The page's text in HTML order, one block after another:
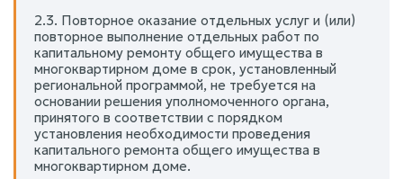
2.3. Повторное оказание отдельных услуг и (или)
повторное выполнение отдельных работ по
капитальному ремонту общего имущества в
многоквартирном доме в срок, установленный
региональной программой, не требуется на
основании решения уполномоченного органа,
принятого в соответствии с порядком
установления необходимости проведения
капитального ремонта общего имущества в
многоквартирном доме.